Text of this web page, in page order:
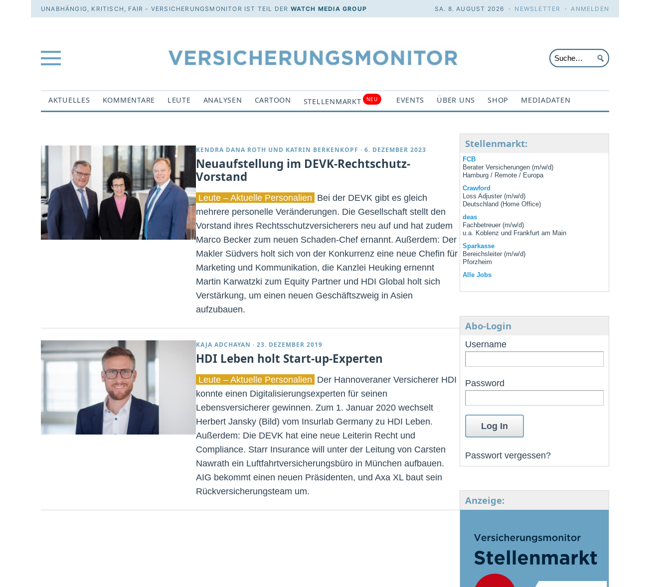
UNABHÄNGIG, KRITISCH, FAIR - VERSICHERUNGSMONITOR IST TEIL DER WATCH MEDIA GROUP SA. 8. AUGUST 2026 · NEWSLETTER ·ANMELDEN
AKTUELLES KOMMENTARE LEUTE ANALYSEN CARTOON STELLENMARKT NEU EVENTS ÜBER UNS SHOP MEDIADATEN
KENDRA DANA ROTH UND KATRIN BERKENKOPF · 6. DEZEMBER 2023
Neuaufstellung im DEVK-Rechtschutz-
Vorstand
Leute – Aktuelle Personalien Bei der DEVK gibt es gleich
mehrere personelle Veränderungen. Die Gesellschaft stellt den
Vorstand ihres Rechtsschutzversicherers neu auf und hat zudem
Marco Becker zum neuen Schaden-Chef ernannt. Außerdem: Der
Makler Südvers holt sich von der Konkurrenz eine neue Chefin für
Marketing und Kommunikation, die Kanzlei Heuking ernennt
Martin Karwatzki zum Equity Partner und HDI Global holt sich
Verstärkung, um einen neuen Geschäftszweig in Asien
aufzubauen.
KAJA ADCHAYAN · 23. DEZEMBER 2019
HDI Leben holt Start-up-Experten
Leute – Aktuelle Personalien Der Hannoveraner Versicherer HDI
konnte einen Digitalisierungsexperten für seinen
Lebensversicherer gewinnen. Zum 1. Januar 2020 wechselt
Herbert Jansky (Bild) vom Insurlab Germany zu HDI Leben.
Außerdem: Die DEVK hat eine neue Leiterin Recht und
Compliance. Starr Insurance will unter der Leitung von Carsten
Nawrath ein Luftfahrtversicherungsbüro in München aufbauen.
AIG bekommt einen neuen Präsidenten, und Axa XL baut sein
Rückversicherungsteam um.
Stellenmarkt:
FCB
Berater Versicherungen (m/w/d)
Hamburg / Remote / Europa
Crawford
Loss Adjuster (m/w/d)
Deutschland (Home Office)
deas
Fachbetreuer (m/w/d)
u.a. Koblenz und Frankfurt am Main
Sparkasse
Bereichsleiter (m/w/d)
Pforzheim
Alle Jobs
Abo-Login
Username
Password
Passwort vergessen?
Anzeige: